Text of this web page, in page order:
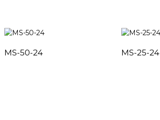
MS-50-24 MS-25-24